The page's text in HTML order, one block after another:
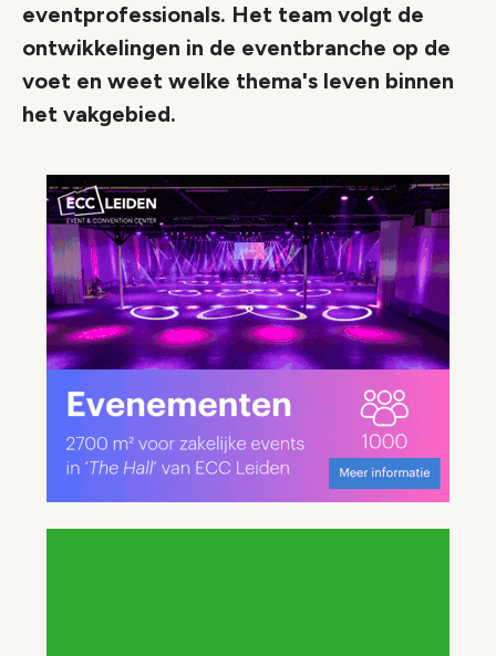
eventprofessionals. Het team volgt de
ontwikkelingen in de eventbranche op de
voet en weet welke thema's leven binnen
het vakgebied.